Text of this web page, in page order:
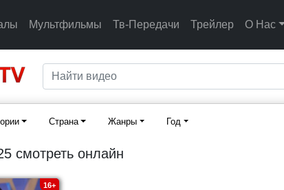
Мультфильмы Тв-Передачи Трейлер О Нас
Страна Жанры Год
смотреть онлайн
16+